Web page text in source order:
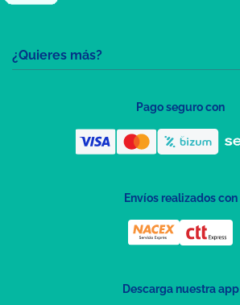
¿Quieres más?
Pago seguro con
Envíos realizados con
Descarga nuestra app